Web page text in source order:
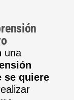
una
se quiere